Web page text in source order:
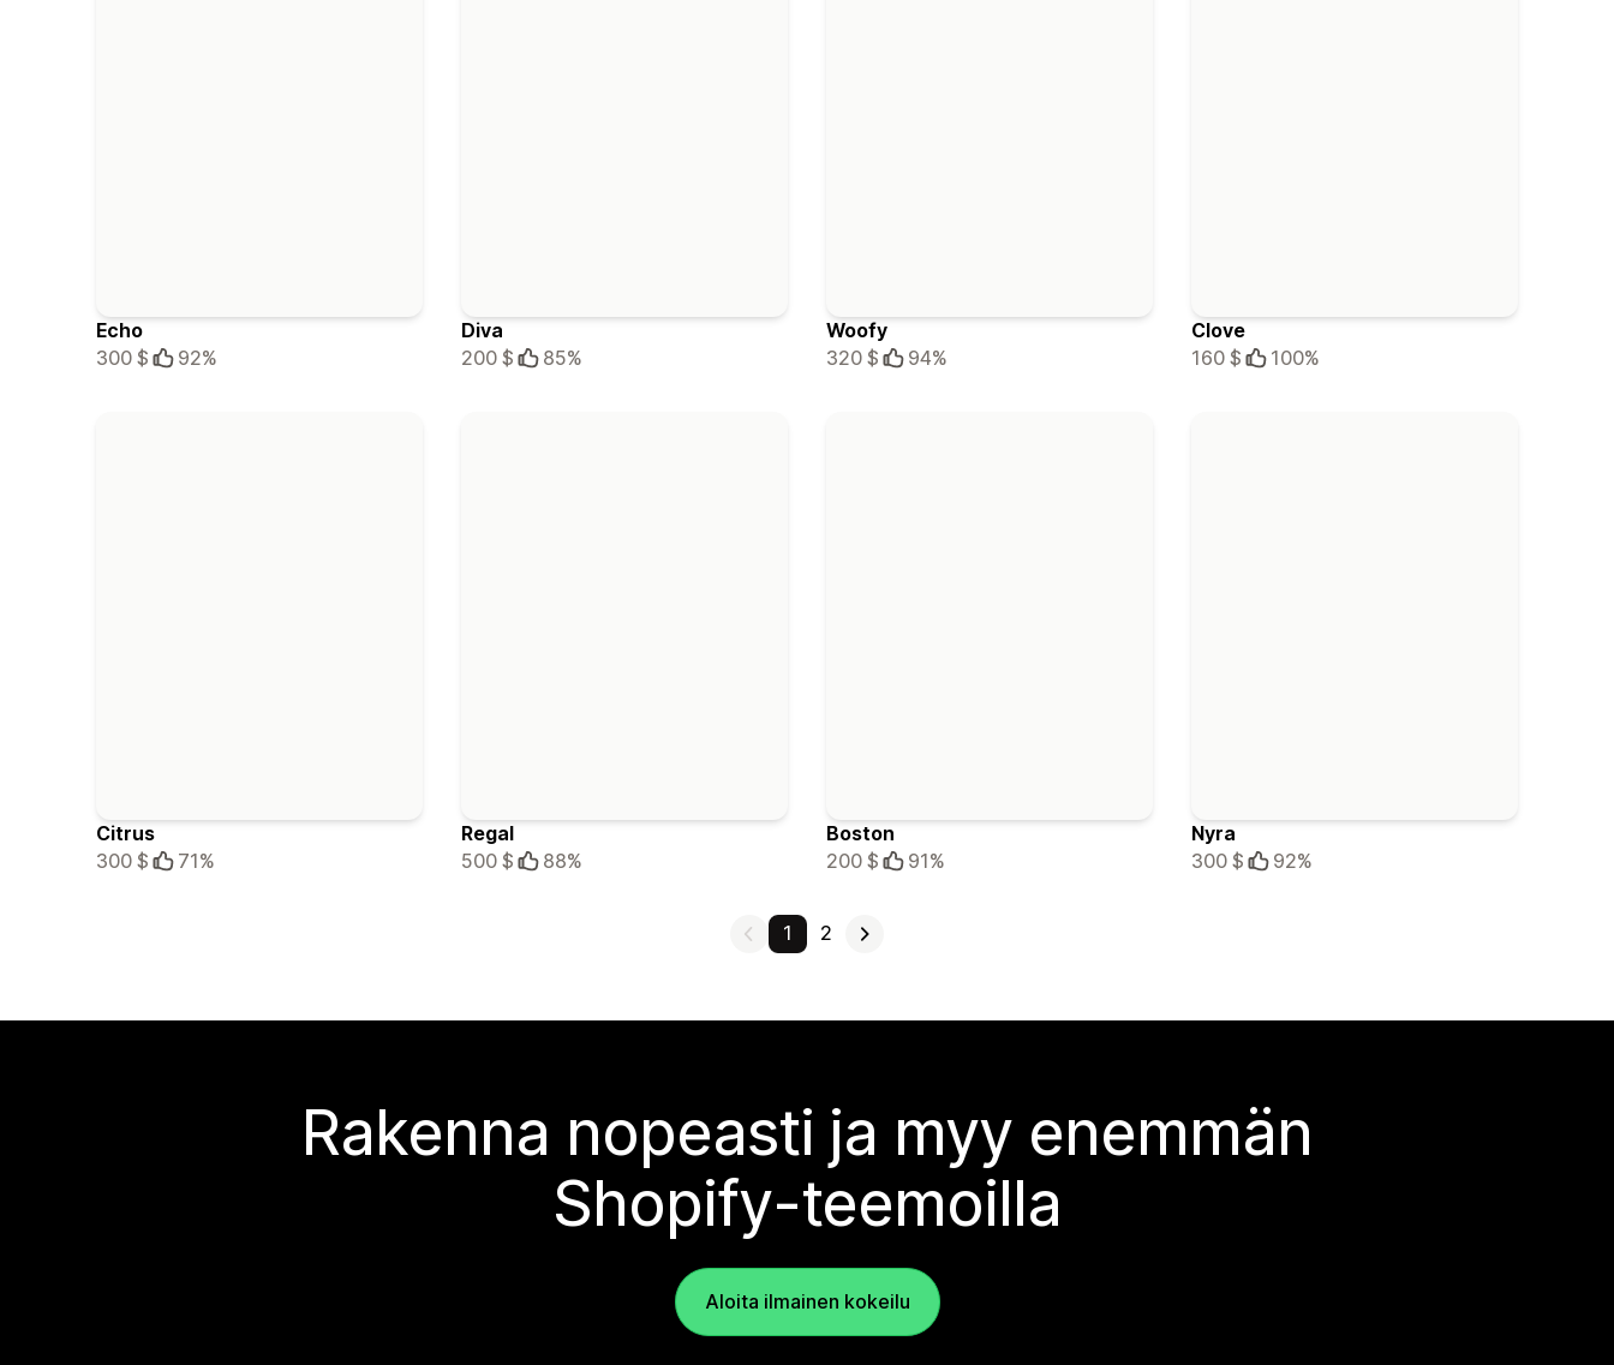
Echo
300 $
92%
Diva
200 $
85%
Woofy
320 $
94%
Clove
160 $
100%
Citrus
300 $
71%
Regal
500 $
88%
Boston
200 $
91%
Nyra
300 $
92%
1 2
Rakenna nopeasti ja myy enemmän
Shopify-teemoilla
Aloita ilmainen kokeilu